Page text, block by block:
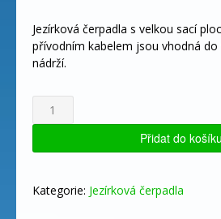
Jezírková čerpadla s velkou sací
přívodním kabelem jsou vhodná do
nádrží.
BOSS
6000
Přidat do košíku
Kategorie: Jezírková čerpadla